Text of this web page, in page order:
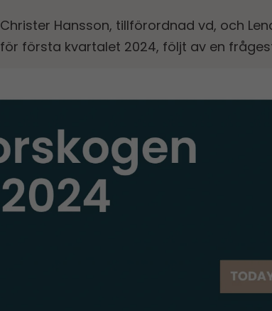
Christer Hansson, tillförordnad vd, och
för första kvartalet 2024, följt av en